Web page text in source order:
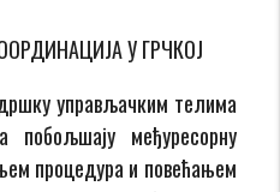
У ГРЧКОЈ
управљачким телима
побољшају међуресорну
процедура и повећањем